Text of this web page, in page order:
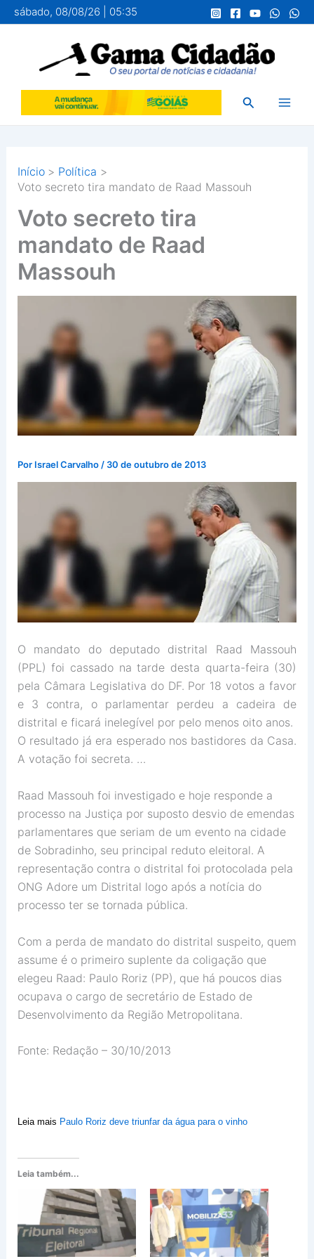
para
conteúdo
sábado, 08/08/26 | 05:35
Pesquisar
Início
Política
Voto secreto tira mandato de Raad Massouh
Voto secreto tira
mandato de Raad
Massouh
Por Israel Carvalho/ 30 de outubro de 2013
O mandato do deputado distrital Raad Massouh
(PPL) foi cassado na tarde desta quarta-feira (30)
pela Câmara Legislativa do DF. Por 18 votos a favor
e 3 contra, o parlamentar perdeu a cadeira de
distrital e ficará inelegível por pelo menos oito anos.
O resultado já era esperado nos bastidores da Casa.
A votação foi secreta. …
Raad Massouh foi investigado e hoje responde a
processo na Justiça por suposto desvio de emendas
parlamentares que seriam de um evento na cidade
de Sobradinho, seu principal reduto eleitoral. A
representação contra o distrital foi protocolada pela
ONG Adore um Distrital logo após a notícia do
processo ter se tornada pública.
Com a perda de mandato do distrital suspeito, quem
assume é o primeiro suplente da coligação que
elegeu Raad: Paulo Roriz (PP), que há poucos dias
ocupava o cargo de secretário de Estado de
Desenvolvimento da Região Metropolitana.
Fonte: Redação – 30/10/2013
Leia mais Paulo Roriz deve triunfar da água para o vinho
Leia também...